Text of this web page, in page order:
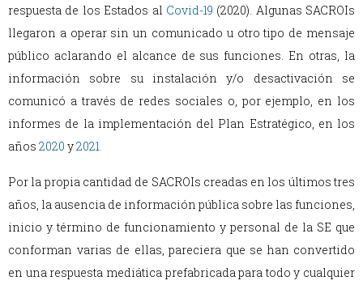
respuesta de los Estados al Covid-19 (2020). Algunas SACROIs
llegaron a operar sin un comunicado u otro tipo de mensaje
público aclarando el alcance de sus funciones. En otras, la
información sobre su instalación y/o desactivación se
comunicó a través de redes sociales o, por ejemplo, en los
informes de la implementación del Plan Estratégico, en los
años 2020 y2021.
Por la propia cantidad de SACROIs creadas en los últimos tres
años, la ausencia de información pública sobre las funciones,
inicio y término de funcionamiento y personal de la SE que
conforman varias de ellas, pareciera que se han convertido
en una respuesta mediática prefabricada para todo y cualquier